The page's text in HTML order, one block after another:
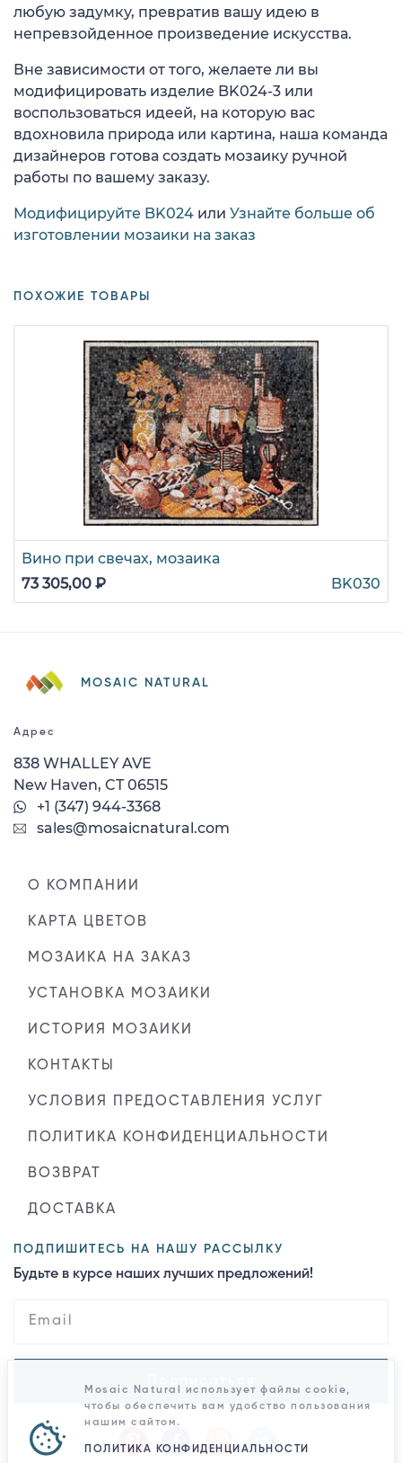
любую задумку, превратив вашу идею в
непревзойденное произведение искусства.
Вне зависимости от того, желаете ли вы
модифицировать изделие BK024-3 или
воспользоваться идеей, на которую вас
вдохновила природа или картина, наша команда
дизайнеров готова создать мозаику ручной
работы по вашему заказу.
Модифицируйте BK024 или Узнайте больше об
изготовлении мозаики на заказ
ПОХОЖИЕ ТОВАРЫ
Вино при свечах, мозаика
73 305,00 ₽
BK030
MOSAIC NATURAL
Адрес
838 WHALLEY AVE
New Haven, CT 06515
+1 (347) 944-3368
sales@mosaicnatural.com
О КОМПАНИИ
КАРТА ЦВЕТОВ
МОЗАИКА НА ЗАКАЗ
УСТАНОВКА МОЗАИКИ
ИСТОРИЯ МОЗАИКИ
КОНТАКТЫ
УСЛОВИЯ ПРЕДОСТАВЛЕНИЯ УСЛУГ
ПОЛИТИКА КОНФИДЕНЦИАЛЬНОСТИ
ВОЗВРАТ
ДОСТАВКА
ПОДПИШИТЕСЬ НА НАШУ РАССЫЛКУ
Будьте в курсе наших лучших предложений!
Mosaic Natural использует файлы cookie,
чтобы обеспечить вам удобство пользования
нашим сайтом.
ПОЛИТИКА КОНФИДЕНЦИАЛЬНОСТИ